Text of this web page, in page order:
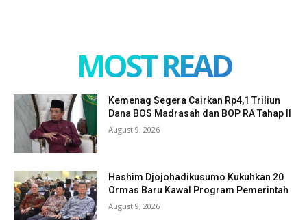
MOST READ
Kemenag Segera Cairkan Rp4,1 Triliun
Dana BOS Madrasah dan BOP RA Tahap II
August 9, 2026
Hashim Djojohadikusumo Kukuhkan 20
Ormas Baru Kawal Program Pemerintah
August 9, 2026